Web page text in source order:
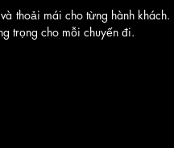
thoải mái cho từng hành
trọng cho mỗi chuyến đi.